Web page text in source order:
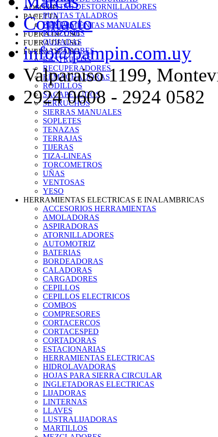
AOSOME
PACETTA
HERRAMIENTAS MANUALES
FUERA DE USO
FUERA DE USO
FUERA DE USO
PUNTAS DESTORNILLADORES
PUNTAS TALADROS
PUNTOS
PUNZONES
QUIJADAS
RASPADORES
RASTRILLOS
RECUPERADORES
REMACHADORAS
RODILLOS
SACAPELUDOS
SERRUCHOS
SIERRAS MANUALES
SOPLETES
TENAZAS
TERRAJAS
TIJERAS
TIZA-LINEAS
TORCOMETROS
UÑAS
VENTOSAS
YESO
HERRAMIENTAS ELECTRICAS E INALAMBRICAS
ACCESORIOS HERRAMIENTAS
AMOLADORAS
ASPIRADORAS
ATORNILLADORES
AUTOMOTRIZ
BATERIAS
BORDEADORAS
CALADORAS
CARGADORES
CEPILLOS
CEPILLOS ELECTRICOS
COMBOS
COMPRESORES
CORTACERCOS
CORTACESPED
CORTADORAS
ESTACIONARIAS
HERRAMIENTAS ELECTRICAS
HIDROLAVADORAS
HOJAS PARA SIERRA CIRCULAR
INGLETADORAS ELECTRICAS
LIJADORAS
LINTERNAS
LLAVES
LUSTRALIJADORAS
MARTILLOS
Contacto
info@pampin.com.uy
Valparaiso 1199,
2924 0608 - 2924 0582